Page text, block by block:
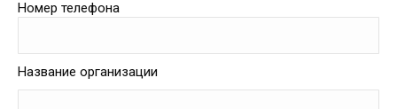
Номер телефона
Название организации